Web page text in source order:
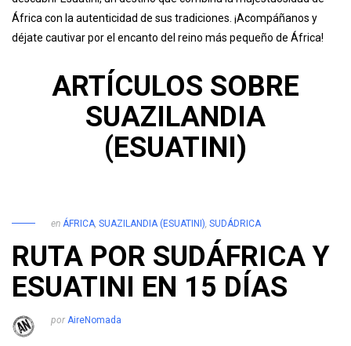
África con la autenticidad de sus tradiciones. ¡Acompáñanos y
déjate cautivar por el encanto del reino más pequeño de África!
ARTÍCULOS SOBRE
SUAZILANDIA
(ESUATINI)
en ÁFRICA, SUAZILANDIA (ESUATINI), SUDÁDRICA
RUTA POR SUDÁFRICA Y
ESUATINI EN 15 DÍAS
por AireNomada